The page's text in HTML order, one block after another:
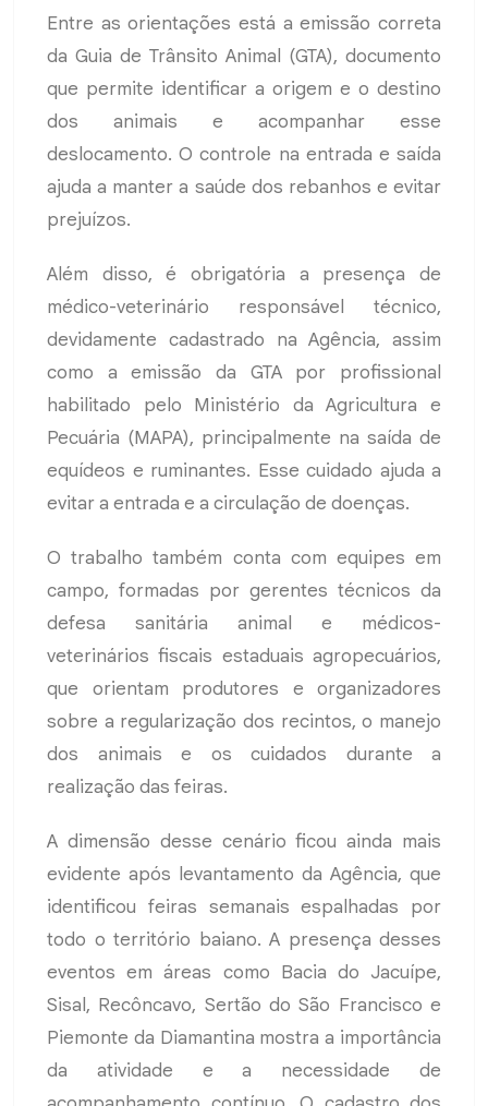
Entre as orientações está a emissão correta
da Guia de Trânsito Animal (GTA), documento
que permite identificar a origem e o destino
dos animais e acompanhar esse
deslocamento. O controle na entrada e saída
ajuda a manter a saúde dos rebanhos e evitar
prejuízos.
Além disso, é obrigatória a presença de
médico-veterinário responsável técnico,
devidamente cadastrado na Agência, assim
como a emissão da GTA por profissional
habilitado pelo Ministério da Agricultura e
Pecuária (MAPA), principalmente na saída de
equídeos e ruminantes. Esse cuidado ajuda a
evitar a entrada e a circulação de doenças.
O trabalho também conta com equipes em
campo, formadas por gerentes técnicos da
defesa sanitária animal e médicos-
veterinários fiscais estaduais agropecuários,
que orientam produtores e organizadores
sobre a regularização dos recintos, o manejo
dos animais e os cuidados durante a
realização das feiras.
A dimensão desse cenário ficou ainda mais
evidente após levantamento da Agência, que
identificou feiras semanais espalhadas por
todo o território baiano. A presença desses
eventos em áreas como Bacia do Jacuípe,
Sisal, Recôncavo, Sertão do São Francisco e
Piemonte da Diamantina mostra a importância
da atividade e a necessidade de